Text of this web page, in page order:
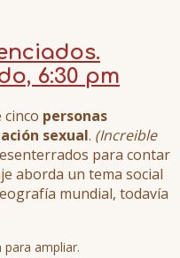
6:30 pm
cinco personas
sexual. (Increible
para contar
aborda un tema social
mundial, todavía
para ampliar.